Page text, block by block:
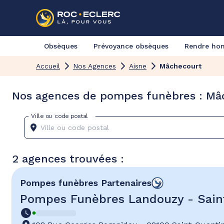
Obsèques Prévoyance obsèques Rendre
Accueil Nos Agences Aisne Mâchecourt
Nos agences de pompes funèbres :
Ville ou code postal
2 agences trouvées :
Pompes funèbres Partenaires
Pompes Funèbres Landouzy -